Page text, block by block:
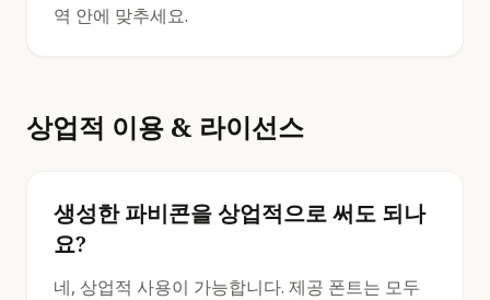
역 안에 맞추세요.
상업적 이용 & 라이선스
생성한 파비콘을 상업적으로 써도 되나
요?
네, 상업적 사용이 가능합니다. 제공 폰트는 모두